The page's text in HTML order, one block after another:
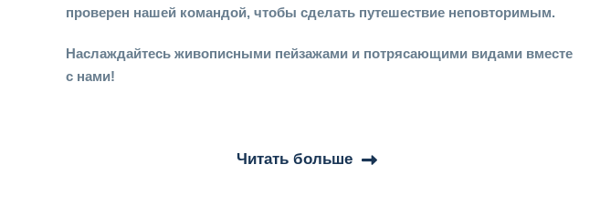
проверен нашей командой, чтобы сделать путешествие неповторимым.
Наслаждайтесь живописными пейзажами и потрясающими видами вместе
с нами!
Читать больше